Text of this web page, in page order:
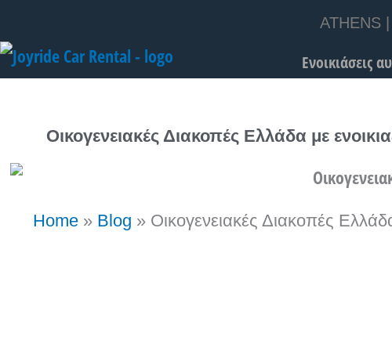
στο
περιεχόμενο
ATHENS
Ενοικιάσεις
Οικογενειακές Διακοπές Ελλάδα με
Home » Blog » Οικογενειακές Διακοπές